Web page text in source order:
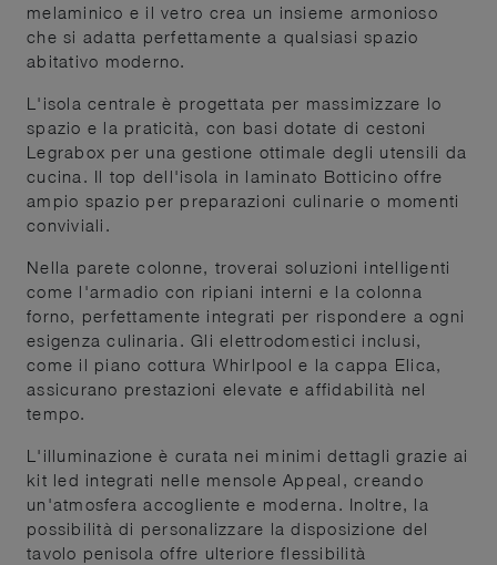
melaminico e il vetro crea un insieme armonioso
che si adatta perfettamente a qualsiasi spazio
abitativo moderno.
L'isola centrale è progettata per massimizzare lo
spazio e la praticità, con basi dotate di cestoni
Legrabox per una gestione ottimale degli utensili da
cucina. Il top dell'isola in laminato Botticino offre
ampio spazio per preparazioni culinarie o momenti
conviviali.
Nella parete colonne, troverai soluzioni intelligenti
come l'armadio con ripiani interni e la colonna
forno, perfettamente integrati per rispondere a ogni
esigenza culinaria. Gli elettrodomestici inclusi,
come il piano cottura Whirlpool e la cappa Elica,
assicurano prestazioni elevate e affidabilità nel
tempo.
L'illuminazione è curata nei minimi dettagli grazie ai
kit led integrati nelle mensole Appeal, creando
un'atmosfera accogliente e moderna. Inoltre, la
possibilità di personalizzare la disposizione del
tavolo penisola offre ulteriore flessibilità